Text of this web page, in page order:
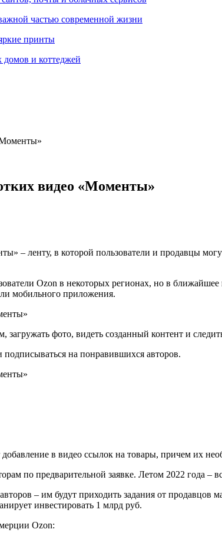
частью современной жизни
принты
домов и коттеджей
видео «Моменты»
– ленту, в которой пользователи и продавцы
Ozon в некоторых регионах, но в
мобильного приложения.
фото, видеть созданный контент и
на понравившихся авторов.
в видео ссылок на товары, причем их
по предварительной заявке. Летом 2022 года –
– им будут приходить задания от продавцов
инвестировать 1 млрд руб.
Ozon: